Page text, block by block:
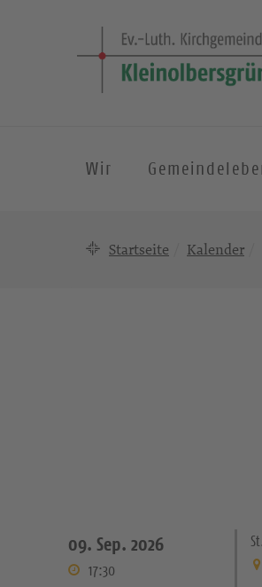
Wir
Startseite Kalender
09. Sep. 2026
17:30